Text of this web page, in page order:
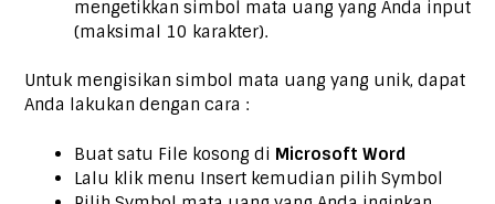
mengetikkan simbol mata uang yang Anda input
(maksimal 10 karakter).
Untuk mengisikan simbol mata uang yang unik, dapat
Anda lakukan dengan cara :
Buat satu File kosong di Microsoft Word
Lalu klik menu Insert kemudian pilih Symbol